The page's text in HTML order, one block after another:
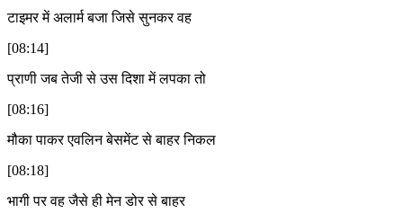
टाइमर में अलार्म बजा जिसे सुनकर वह
[08:14]
प्राणी जब तेजी से उस दिशा में लपका तो
[08:16]
मौका पाकर एवलिन बेसमेंट से बाहर निकल
[08:18]
भागी पर वह जैसे ही मेन डोर से बाहर